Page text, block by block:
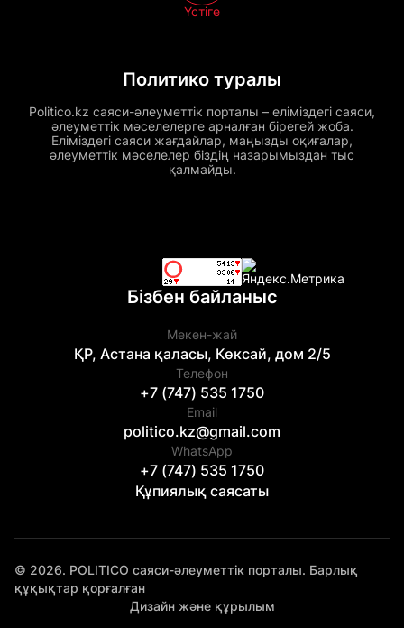
Политико туралы
Politico.kz саяси-әлеуметтік порталы – еліміздегі саяси,
әлеуметтік мәселелерге арналған бірегей жоба.
Еліміздегі саяси жағдайлар, маңызды оқиғалар,
әлеуметтік мәселелер біздің назарымыздан тыс
қалмайды.
Үстіге
Бізбен байланыс
Мекен-жай
ҚР, Астана қаласы, Көксай, дом 2/5
Телефон
+7 (747) 535 1750
Email
politico.kz@gmail.com
WhatsApp
+7 (747) 535 1750
Құпиялық саясаты
© 2026. POLITICO саяси-әлеуметтік порталы. Барлық
құқықтар қорғалған
Дизайн және құрылым